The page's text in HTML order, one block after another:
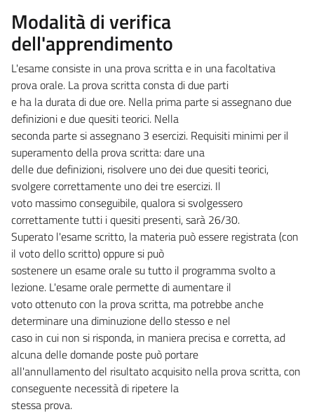
Modalità di verifica
dell'apprendimento
L'esame consiste in una prova scritta e in una facoltativa
prova orale. La prova scritta consta di due parti
e ha la durata di due ore. Nella prima parte si assegnano due
definizioni e due quesiti teorici. Nella
seconda parte si assegnano 3 esercizi. Requisiti minimi per il
superamento della prova scritta: dare una
delle due definizioni, risolvere uno dei due quesiti teorici,
svolgere correttamente uno dei tre esercizi. Il
voto massimo conseguibile, qualora si svolgessero
correttamente tutti i quesiti presenti, sarà 26/30.
Superato l'esame scritto, la materia può essere registrata (con
il voto dello scritto) oppure si può
sostenere un esame orale su tutto il programma svolto a
lezione. L'esame orale permette di aumentare il
voto ottenuto con la prova scritta, ma potrebbe anche
determinare una diminuzione dello stesso e nel
caso in cui non si risponda, in maniera precisa e corretta, ad
alcuna delle domande poste può portare
all'annullamento del risultato acquisito nella prova scritta, con
conseguente necessità di ripetere la
stessa prova.